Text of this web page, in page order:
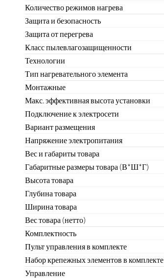
Количество режимов нагрева
Защита и безопасность
Защита от перегрева
Класс пылевлагозащищенности
Технологии
Тип нагревательного элемента
Монтажные
Макс. эффективная высота установки
Подключение к электросети
Вариант размещения
Напряжение электропитания
Вес и габариты товара
Габаритные размеры товара (В*Ш*Г)
Высота товара
Глубина товара
Ширина товара
Вес товара (нетто)
Комплектность
Пульт управления в комплекте
Набор крепежных элементов в комплекте
Управление